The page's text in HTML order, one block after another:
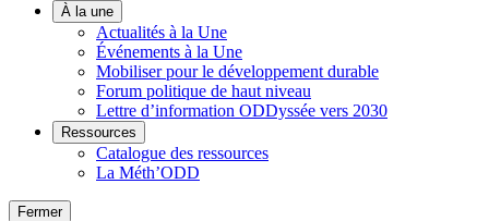
À la une
Actualités à la Une
Événements à la Une
Mobiliser pour le développement durable
Forum politique de haut niveau
Lettre d’information ODDyssée vers 2030
Ressources
Catalogue des ressources
La Méth’ODD
Fermer